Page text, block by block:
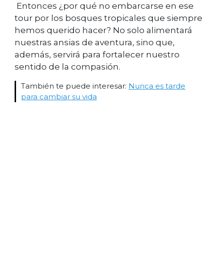
Entonces ¿por qué no embarcarse en ese
tour por los bosques tropicales que siempre
hemos querido hacer? No solo alimentará
nuestras ansias de aventura, sino que,
además, servirá para fortalecer nuestro
sentido de la compasión.
También te puede interesar: Nunca es tarde
para cambiar su vida